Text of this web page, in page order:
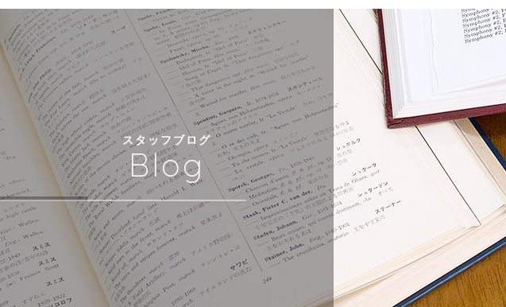
スタッフブログ
Blog